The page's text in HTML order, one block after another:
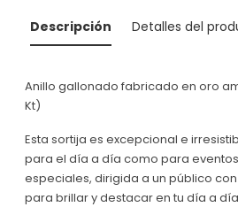
Descripción Detalles del
Anillo gallonado fabricado en oro
Kt)
Esta sortija es excepcional e
para el día a día como para
especiales, dirigida a un público
para brillar y destacar en tu día a